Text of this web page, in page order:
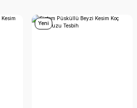
Yeni